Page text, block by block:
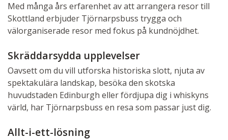
Med många års erfarenhet av att arrangera resor till
Skottland erbjuder Tjörnarpsbuss trygga och
välorganiserade resor med fokus på kundnöjdhet.
Skräddarsydda upplevelser
Oavsett om du vill utforska historiska slott, njuta av
spektakulära landskap, besöka den skotska
huvudstaden Edinburgh eller fördjupa dig i whiskyns
värld, har Tjörnarpsbuss en resa som passar just dig.
Allt-i-ett-lösning